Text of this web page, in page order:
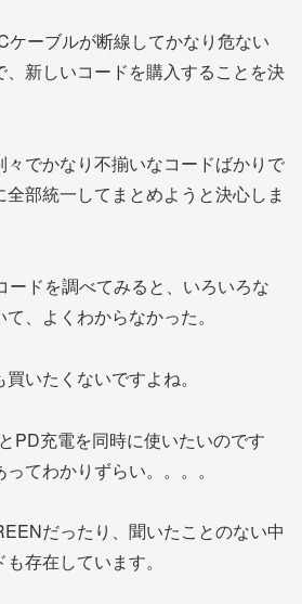
ケーブルが断線してかなり危ない
新しいコードを購入することを決
々でかなり不揃いなコードばかりで
部統一してまとめようと決心しま
ードを調べてみると、いろいろな
、よくわからなかった。
いたくないですよね。
PD充電を同時に使いたいのです
てわかりずらい。。。。
だったり、聞いたことのない中
存在しています。